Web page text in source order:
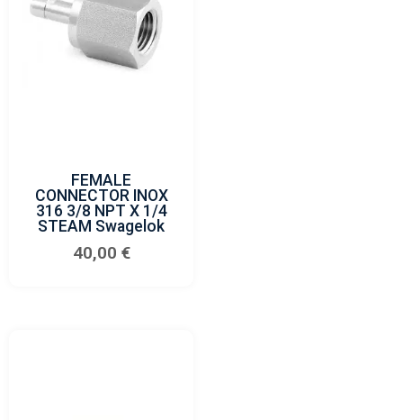
FEMALE
CONNECTOR INOX
316 3/8 NPT X 1/4
STEAM Swagelok
40,00 €